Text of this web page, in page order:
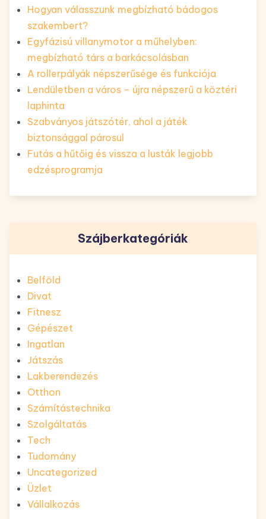
Hogyan válasszunk megbízható bádogos
szakembert?
Egyfázisú villanymotor a műhelyben:
megbízható társ a barkácsolásban
A rollerpályák népszerűsége és funkciója
Lendületben a város – újra népszerű a köztéri
laphinta
Szabványos játszótér, ahol a játék
biztonsággal párosul
Futás a hűtőig és vissza a lusták legjobb
edzésprogramja
Szájberkategóriák
Belföld
Divat
Fitnesz
Gépészet
Ingatlan
Játszás
Lakberendezés
Otthon
Számítástechnika
Szolgáltatás
Tech
Tudomány
Uncategorized
Üzlet
Vállalkozás